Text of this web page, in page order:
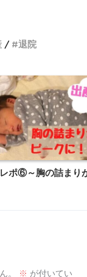
退院
ポ⑥～胸の詰まり
。 ※ が付いてい